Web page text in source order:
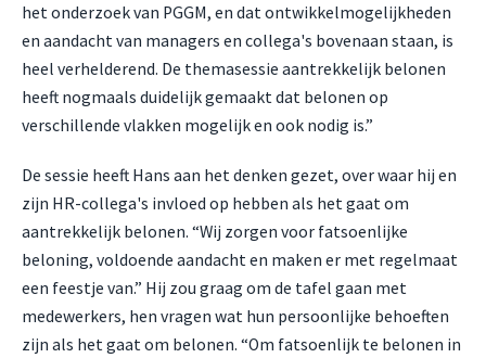
het onderzoek van PGGM, en dat ontwikkelmogelijkheden
en aandacht van managers en collega's bovenaan staan, is
heel verhelderend. De themasessie aantrekkelijk belonen
heeft nogmaals duidelijk gemaakt dat belonen op
verschillende vlakken mogelijk en ook nodig is.”
De sessie heeft Hans aan het denken gezet, over waar hij en
zijn HR-collega's invloed op hebben als het gaat om
aantrekkelijk belonen. “Wij zorgen voor fatsoenlijke
beloning, voldoende aandacht en maken er met regelmaat
een feestje van.” Hij zou graag om de tafel gaan met
medewerkers, hen vragen wat hun persoonlijke behoeften
zijn als het gaat om belonen. “Om fatsoenlijk te belonen in